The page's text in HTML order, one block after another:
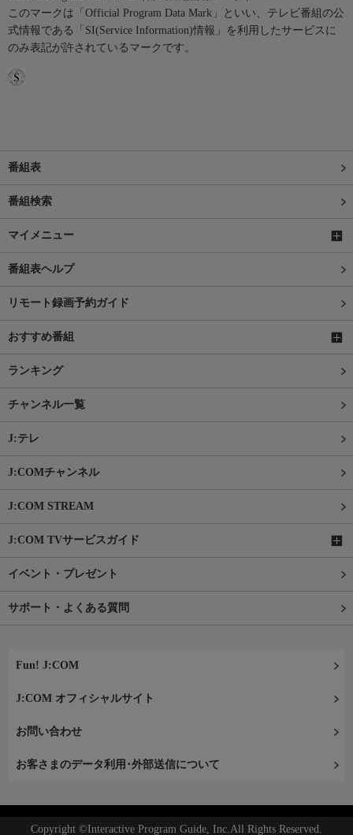
このマークは「Official Program Data Mark」といい、テレビ番組の公
式情報である「SI(Service Information)情報」を利用したサービスに
のみ表記が許されているマークです。
番組表
番組検索
マイメニュー
番組表ヘルプ
リモート録画予約ガイド
おすすめ番組
ランキング
チャンネル一覧
J:テレ
J:COMチャンネル
J:COM STREAM
J:COM TVサービスガイド
イベント・プレゼント
サポート・よくある質問
Fun! J:COM
J:COM オフィシャルサイト
お問い合わせ
お客さまのデータ利用･外部送信について
Copyright ©Interactive Program Guide, Inc.All Rights Reserved.